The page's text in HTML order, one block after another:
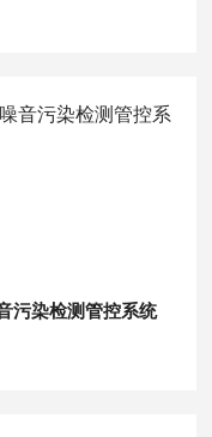
污染检测管控系统